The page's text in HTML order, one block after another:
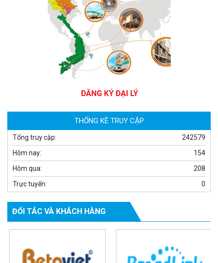
2.060.000 đ 1.469.000 đ
THỐNG KÊ TRUY CẬP
242579
Tổng truy cập:
154
Hôm nay:
208
Hôm qua:
0
Trực tuyến:
ĐỐI TÁC VÀ KHÁCH HÀNG